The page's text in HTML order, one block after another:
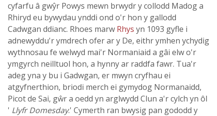
cyfarfu â gwŷr Powys mewn brwydr y collodd Madog a
Rhiryd eu bywydau ynddi ond o'r hon y gallodd
Cadwgan ddianc. Rhoes marw Rhys yn 1093 gyfle i
adnewyddu'r ymdrech ofer ar y De, eithr ymhen ychydig
wythnosau fe welwyd mai'r Normaniaid a gâi elw o'r
ymgyrch neilltuol hon, a hynny ar raddfa fawr. Tua'r
adeg yna y bu i Gadwgan, er mwyn cryfhau ei
atgyfnerthion, briodi merch ei gymydog Normanaidd,
Picot de Sai, gŵr a oedd yn arglwydd Clun a'r cylch yn ôl
' Llyfr Domesday.' Cymerth ran bwysig pan gododd y